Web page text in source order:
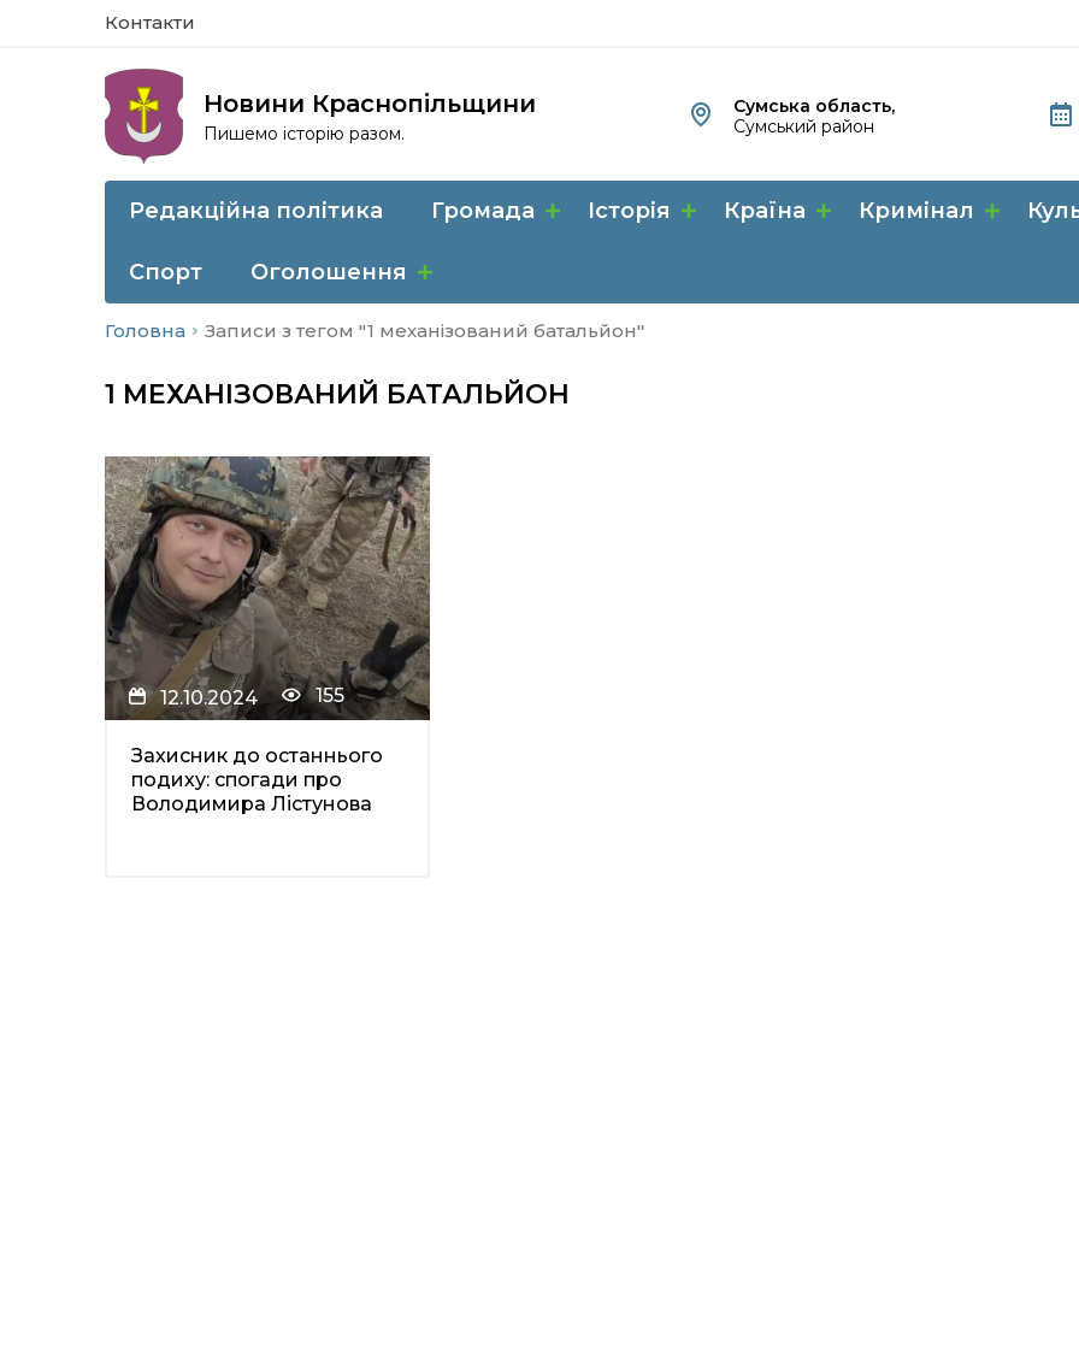
Контакти
Новини Краснопільщини
Пишемо історію разом.
Сумська область,
Сумський район
Редакційна політика Громада Історія Країна Кримінал
Спорт Оголошення
Головна Записи з тегом "1 механізований батальйон"
1 МЕХАНІЗОВАНИЙ БАТАЛЬЙОН
12.10.2024 155
Захисник до останнього
подиху: спогади про
Володимира Лістунова